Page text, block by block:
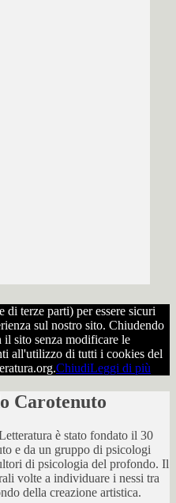
terze parti) per essere sicuri
sul nostro sito. Chiudendo
il sito senza modificare le
all'utilizzo di tutti i cookies del
ChiudiLeggi di più
Carotenuto
è stato fondato il 30
e da un gruppo di psicologi
di psicologia del profondo. Il
volte a individuare i nessi tra
della creazione artistica.